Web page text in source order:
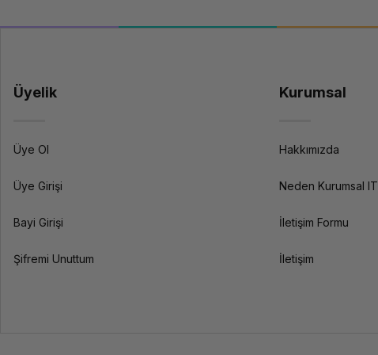
Üyelik
Üye Ol
Üye Girişi
Bayi Girişi
Şifremi Unuttum
Kurumsal
Hakkımızda
Neden Kurumsal IT
İletişim Formu
İletişim